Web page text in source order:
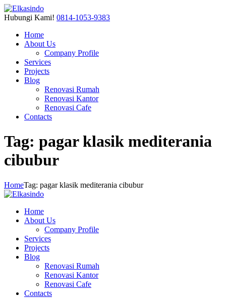
Hubungi Kami! 0814-1053-9383
Home
About Us
Company Profile
Services
Projects
Blog
Renovasi Rumah
Renovasi Kantor
Renovasi Cafe
Contacts
Tag: pagar klasik mediterania
cibubur
HomeTag: pagar klasik mediterania cibubur
Home
About Us
Company Profile
Services
Projects
Blog
Renovasi Rumah
Renovasi Kantor
Renovasi Cafe
Contacts